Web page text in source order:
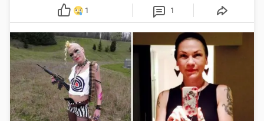
1 1